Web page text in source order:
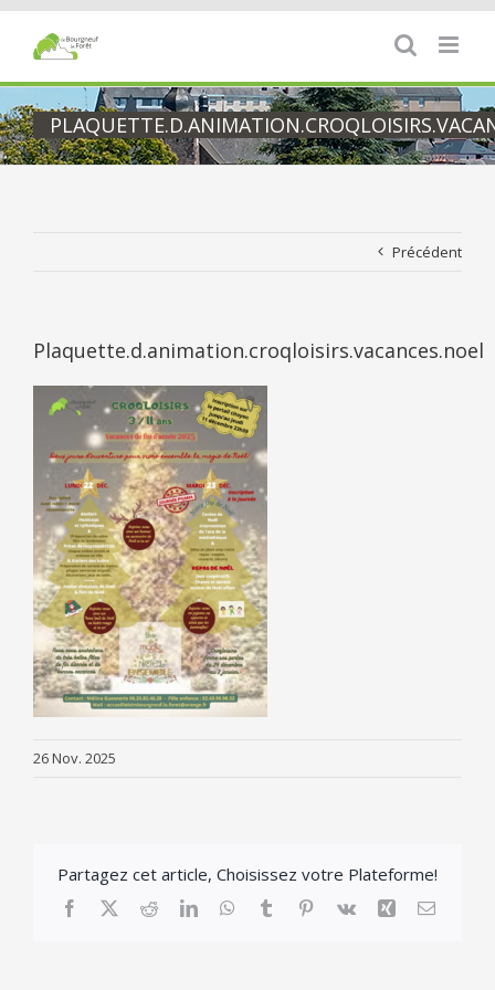
Passer
contenu
Précédent
Plaquette.d.animation.croqloisirs.vacances.noel
26 Nov. 2025
Partagez cet article, Choisissez votre Plateforme!
Facebook
X RedditLinkedInWhatsApp
TumblrPinterest
Vk Xing Email